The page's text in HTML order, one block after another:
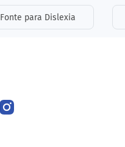
Fonte para Dislexia